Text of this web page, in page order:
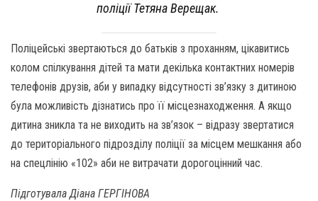
поліції Тетяна Верещак.
Поліцейські звертаються до батьків з проханням, цікавитись
колом спілкування дітей та мати декілька контактних номерів
телефонів друзів, аби у випадку відсутності зв’язку з дитиною
була можливість дізнатись про її місцезнаходження. А якщо
дитина зникла та не виходить на зв’язок – відразу звертатися
до територіального підрозділу поліції за місцем мешкання або
на спецлінію «102» аби не витрачати дорогоцінний час.
Підготувала Діана ГЕРГІНОВА